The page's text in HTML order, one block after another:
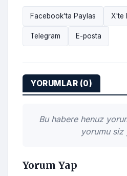
Facebook'ta Paylas X'te
Telegram E-posta
YORUMLAR (0)
Bu habere henuz
yorumu siz
Yorum Yap